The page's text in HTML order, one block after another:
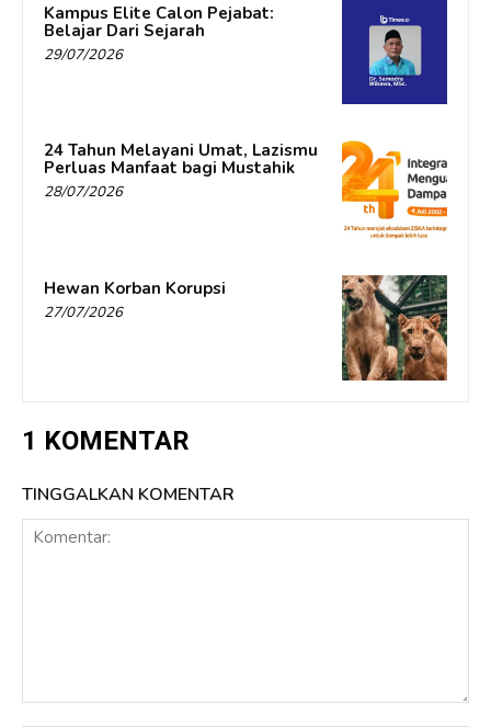
Kampus Elite Calon Pejabat:
Belajar Dari Sejarah
29/07/2026
24 Tahun Melayani Umat, Lazismu
Perluas Manfaat bagi Mustahik
28/07/2026
Hewan Korban Korupsi
27/07/2026
1 KOMENTAR
TINGGALKAN KOMENTAR